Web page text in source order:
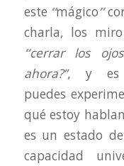
este “mágico”
charla, los
“cerrar los ojos
ahora?”, y es
puedes
qué estoy
es un estado
capacidad